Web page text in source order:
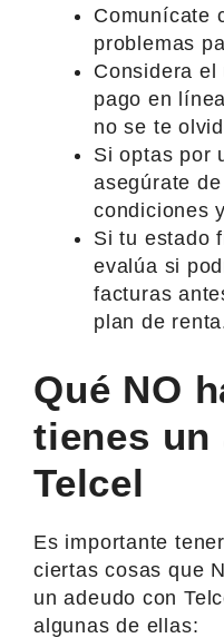
Comunícate
problemas
Considera el
pago en
no se te
Si optas por
asegúrate
condiciones
Si tu estado
evalúa si
facturas
plan de
Qué NO
tienes un
Telcel
Es importante
ciertas cosas que
un adeudo con
algunas de ellas: